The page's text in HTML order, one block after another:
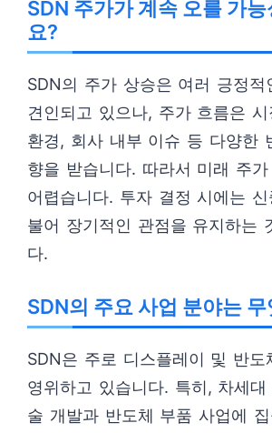
SDN 주가가 계속 오를 가
요?
SDN의 주가 상승은 여러 긍정적
견인되고 있으나, 주가 흐름은
환경, 회사 내부 이슈 등 다양한
향을 받습니다. 따라서 미래 주
어렵습니다. 투자 결정 시에는
불어 장기적인 관점을 유지하는
다.
SDN의 주요 사업 분야는
SDN은 주로 디스플레이 및 반도
영위하고 있습니다. 특히, 차세대
술 개발과 반도체 부품 사업에